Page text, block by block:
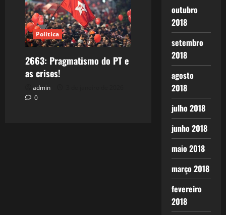
Política
2663: Pragmatismo do PT e
as crises!
admin
0
outubro
2018
setembro
2018
agosto
2018
julho 2018
junho 2018
maio 2018
março 2018
fevereiro
2018